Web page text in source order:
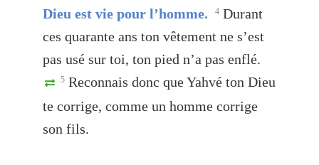
Dieu est vie pour l’homme.
4 Durant
ces quarante ans ton vêtement ne s’est
pas usé sur toi, ton pied n’a pas enflé.
5 Reconnais donc que Yahvé ton Dieu
te corrige, comme un homme corrige
son fils.